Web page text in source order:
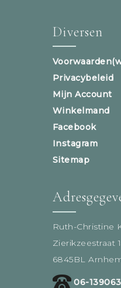
Diversen
Privacybeleid
Mijn Account
Winkelmand
Facebook
Instagram
Sitemap
Ruth-Christine
Zierikzeestraat
6845BL
06-